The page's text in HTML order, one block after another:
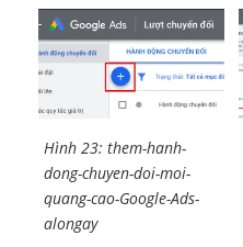
Hình 23: them-hanh-
dong-chuyen-doi-moi-
quang-cao-Google-Ads-
alongay